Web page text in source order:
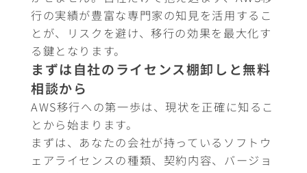
行の実績が豊富な専門家の知見を活用するこ
とが、リスクを避け、移行の効果を最大化す
る鍵となります。
まずは自社のライセンス棚卸しと無料
相談から
AWS移行への第一歩は、現状を正確に知るこ
とから始まります。
まずは、あなたの会社が持っているソフトウ
ェアライセンスの種類、契約内容、バージョ